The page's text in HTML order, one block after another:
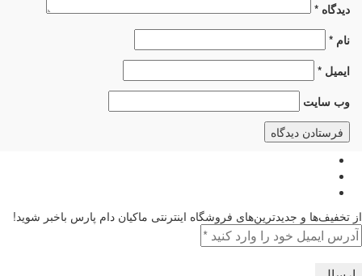
دیدگاه *
نام *
ایمیل *
وب‌ سایت
از تخفیف‌ها و جدیدترین‌های فروشگاه اینترنتی ماکیان دام پارس باخبر شوید!